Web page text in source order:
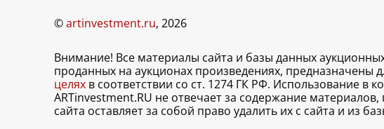
©artinvestment.ru, 2026
Внимание! Все материалы сайта и базы данных
проданных на аукционах произведениях, предназначены
целях в соответствии со ст. 1274 ГК РФ. Использование в
ARTinvestment.RU не отвечает за содержание
сайта оставляет за собой право удалить их с сайта и из